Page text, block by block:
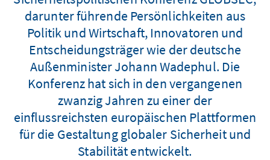
darunter führende Persönlichkeiten aus
Politik und Wirtschaft, Innovatoren und
Entscheidungsträger wie der deutsche
Außenminister Johann Wadephul. Die
Konferenz hat sich in den vergangenen
zwanzig Jahren zu einer der
einflussreichsten europäischen Plattformen
für die Gestaltung globaler Sicherheit und
Stabilität entwickelt.